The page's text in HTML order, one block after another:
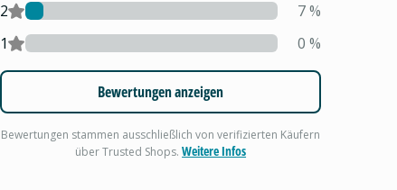
2
7%
1
0 %
Bewertungen anzeigen
Bewertungen stammen ausschließlich von verifizierten Käufern
über Trusted Shops.Weitere Infos